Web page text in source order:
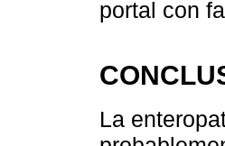
portal con
La